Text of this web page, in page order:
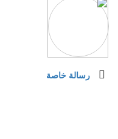
رسالة خاصة